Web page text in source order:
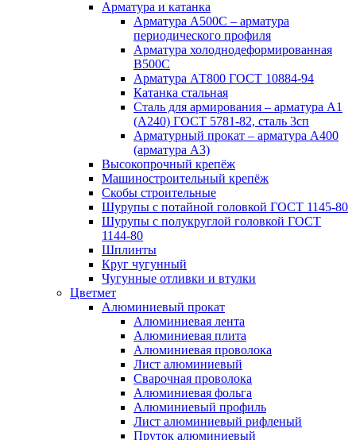
Арматура и катанка
Арматура А500С – арматура
периодического профиля
Арматура холоднодеформированная
В500С
Арматура АТ800 ГОСТ 10884-94
Катанка стальная
Сталь для армирования – арматура А1
(А240) ГОСТ 5781-82, сталь 3сп
Арматурный прокат – арматура А400
(арматура А3)
Высокопрочный крепёж
Машиностроительный крепёж
Скобы строительные
Шурупы с потайной головкой ГОСТ 1145-80
Шурупы с полукруглой головкой ГОСТ
1144-80
Шплинты
Круг чугунный
Чугунные отливки и втулки
Цветмет
Алюминиевый прокат
Алюминиевая лента
Алюминиевая плита
Алюминиевая проволока
Лист алюминиевый
Сварочная проволока
Алюминиевая фольга
Алюминиевый профиль
Лист алюминиевый рифленый
Пруток алюминиевый